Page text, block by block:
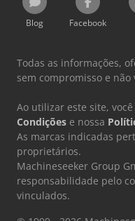
Blog Facebook
Todas as informações,
sem compromisso e não
Ao utilizar este site,
Condições e nossa
As marcas indicadas
proprietários.
Machineseeker Group
responsabilidade pelo
vinculados.